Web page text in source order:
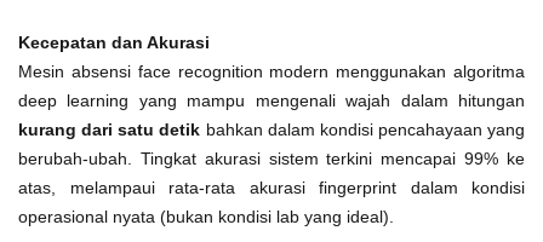
Kecepatan dan Akurasi
Mesin absensi face recognition modern menggunakan algoritma
deep learning yang mampu mengenali wajah dalam hitungan
kurang dari satu detik bahkan dalam kondisi pencahayaan yang
berubah-ubah. Tingkat akurasi sistem terkini mencapai 99% ke
atas, melampaui rata-rata akurasi fingerprint dalam kondisi
operasional nyata (bukan kondisi lab yang ideal).